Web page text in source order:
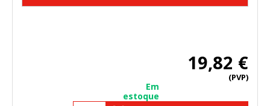
19,82 €
(PVP)
Em
estoque